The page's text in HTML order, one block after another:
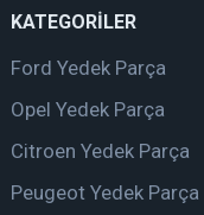
KATEGORİLER
Ford Yedek Parça
Opel Yedek Parça
Citroen Yedek Parça
Peugeot Yedek Parça